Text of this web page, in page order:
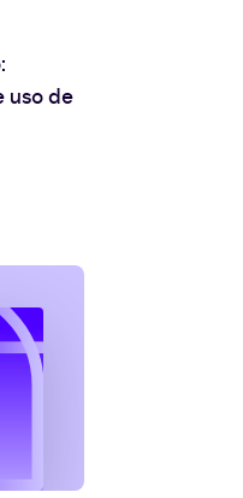
uso de